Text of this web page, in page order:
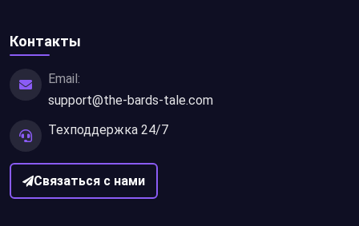
Контакты
Email:
support@the-bards-tale.com
Техподдержка 24/7
Связаться с нами